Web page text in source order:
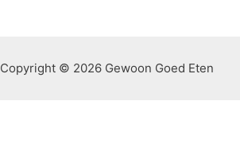
Copyright © 2026 Gewoon Goed Eten